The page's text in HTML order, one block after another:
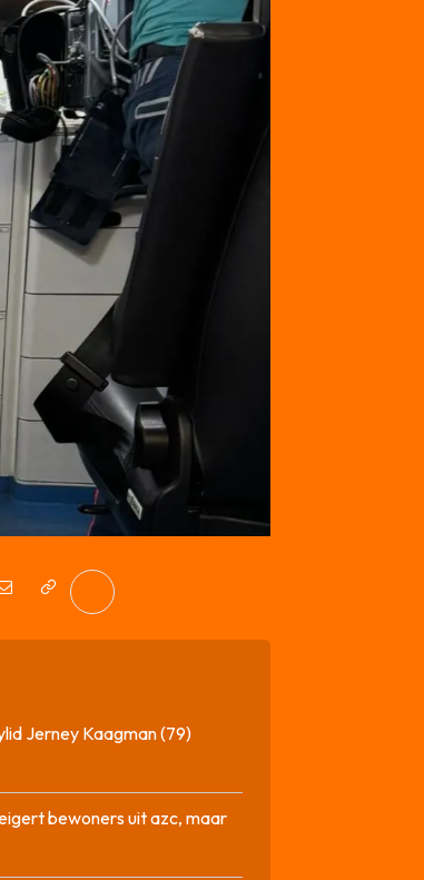
Jerney Kaagman (79)
bewoners uit azc, maar